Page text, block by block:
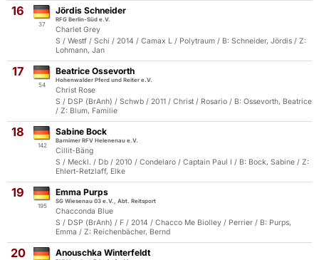
16
37
Jördis Schneider
RFG Berlin-Süd e.V.
Charlet Grey
S / Westf / Schi / 2014 / Camax L / Polytraum / B: Schneider, Jördis / Z:
Lohmann, Jan
17
54
Beatrice Ossevorth
Hohenwalder Pferd und Reiter e.V.
Christ Rose
S / DSP (BrAnh) / Schwb / 2011 / Christ / Rosario / B: Ossevorth, Beatrice
/ Z: Blum, Familie
18
142
Sabine Bock
Barnimer RFV Helenenau e.V.
Cillit-Bäng
S / Meckl. / Db / 2010 / Condelaro / Captain Paul I / B: Bock, Sabine / Z:
Ehlert-Retzlaff, Elke
19
195
Emma Purps
SG Wiesenau 03 e.V., Abt. Reitsport
Chacconda Blue
S / DSP (BrAnh) / F / 2014 / Chacco Me Biolley / Perrier / B: Purps,
Emma / Z: Reichenbächer, Bernd
20 Anouschka Winterfeldt